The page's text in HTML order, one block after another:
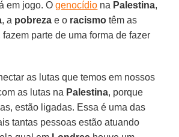
em jogo. Ogenocídio na Palestina,
, a pobreza e o racismo têm as
parte de uma forma de fazer
as lutas que temos em nossos
as lutas na Palestina, porque
estão ligadas. Essa é uma das
tantas pessoas estão atuando